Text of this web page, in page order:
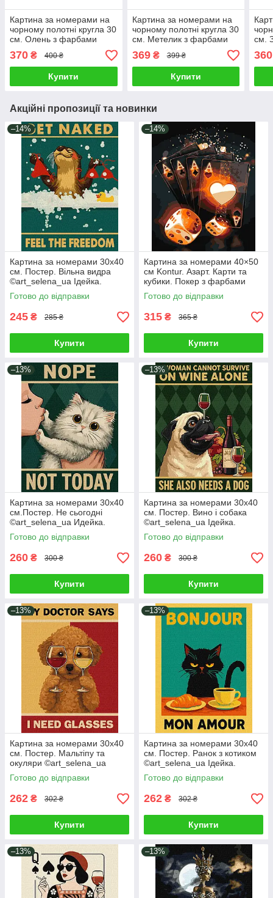
Картина за номерами на
чорному полотні кругла 30
см. Олень з фарбами
RCB00113M
370 ₴ 400 ₴
Купити
Картина за номерами на
чорному полотні кругла 30
см. Метелик з фарбами
RCB00117M
369₴ 399 ₴
Купити
см.
360
Акційні пропозиції та новинки
–14%
Картина за номерами 30х40
см. Постер. Вільна видра
©art_selena_ua Ідейка.
KHO6801
Готово до відправки
245 ₴ 285 ₴
Купити
–14%
Картина за номерами 40×50
см Kontur. Азарт. Карти та
кубики. Покер з фарбами
металік DS0666
Готово до відправки
315 ₴ 365 ₴
Купити
–13%
Картина за номерами 30х40
см.Постер. Не сьогодні
©art_selena_ua Идейка.
KHO6802
Готово до відправки
260 ₴ 300 ₴
Купити
–13%
Картина за номерами 30х40
см. Постер. Вино і собака
©art_selena_ua Ідейка.
KHO6809
Готово до відправки
260 ₴ 300 ₴
Купити
–13%
Картина за номерами 30х40
см. Постер. Мальтіпу та
окуляри ©art_selena_ua
Ідейка. KHO6803
Готово до відправки
262 ₴ 302 ₴
Купити
–13%
Картина за номерами 30х40
см. Постер. Ранок з котиком
©art_selena_ua Ідейка.
KHO6787
Готово до відправки
262 ₴ 302 ₴
Купити
–13% –13%